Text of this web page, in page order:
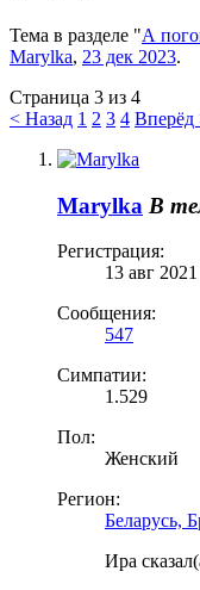
Тема в разделе "А
Marylka, 23 дек 2023.
Страница 3 из 4
< Назад 1 2 3 4 Вперёд
Marylka В
Регистрация:
13 авг 2021
Сообщения:
547
Симпатии:
1.529
Пол:
Женский
Регион:
Беларусь,
Ира